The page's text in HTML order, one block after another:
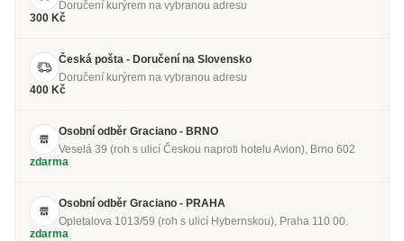
Doručení kurýrem na vybranou adresu
300 Kč
Česká pošta - Doručení na Slovensko
Doručení kurýrem na vybranou adresu
400 Kč
Osobní odběr Graciano - BRNO
Veselá 39 (roh s ulicí Českou naproti hotelu Avion), Brno 602
zdarma
Osobní odběr Graciano - PRAHA
Opletalova 1013/59 (roh s ulicí Hybernskou), Praha 110 00.
zdarma